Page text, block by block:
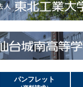
of Technology. All
パンフレット